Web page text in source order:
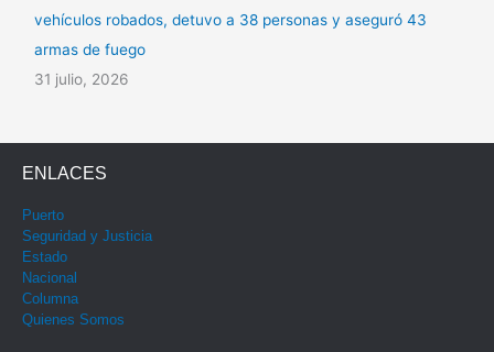
vehículos robados, detuvo a 38 personas y aseguró 43
armas de fuego
31 julio, 2026
ENLACES
Puerto
Seguridad y Justicia
Estado
Nacional
Columna
Quienes Somos